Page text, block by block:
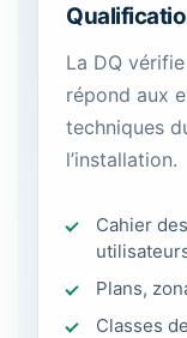
La DQ
répond aux
techniques
l’installation.
Cahier
Plans,
Classes